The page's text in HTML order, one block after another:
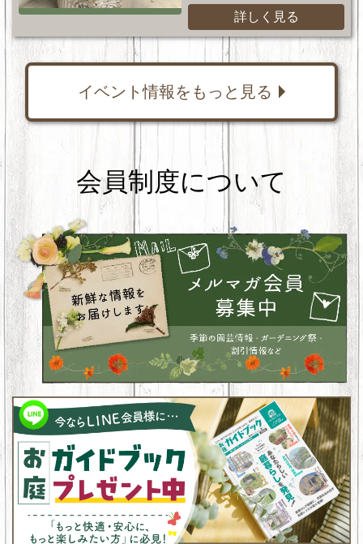
詳しく見る
イベント情報をもっと見る
会員制度について